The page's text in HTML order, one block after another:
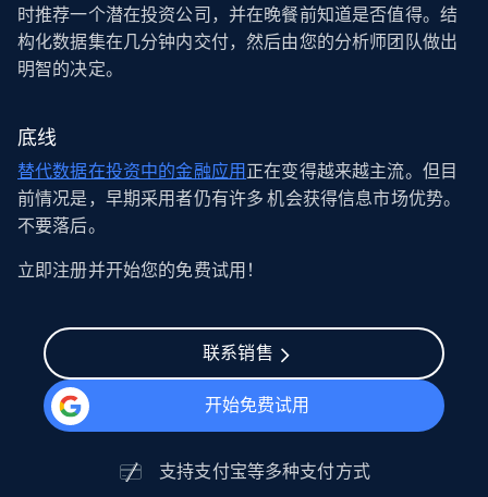
时推荐一个潜在投资公司，并在晚餐前知道是否值得。结
构化数据集在几分钟内交付，然后由您的分析师团队做出
明智的决定。
底线
替代数据在投资中的金融应用 正在变得越来越主流。但目
前情况是，早期采用者仍有许多 机会获得信息市场优势。
不要落后。
立即注册并开始您的免费试用！
联系销售
开始免费试用
支持支付宝等多种支付方式